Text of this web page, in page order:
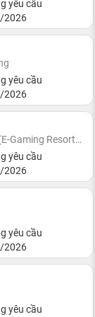
yêu cầu
yêu cầu
Công Ty Cổ Phần Khu Du Lịch Bắc Mỹ An (E-Gaming Resorts Danang)
yêu cầu
yêu cầu
yêu cầu